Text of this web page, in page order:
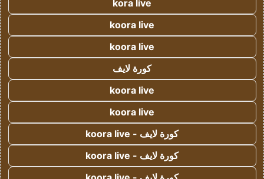
kora live
koora live
koora live
كورة لايف
koora live
koora live
كورة لايف - koora live
كورة لايف - koora live